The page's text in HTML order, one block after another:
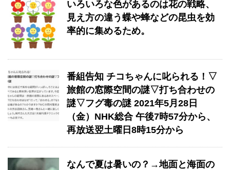
いろいろな色があるのは花の戦略、
見え方の違う蝶や蜂などの昆虫を効
率的に集めるため。
番組告知 チコちゃんに叱られる！▽
旅館の窓際空間の謎▽打ち合わせの
謎▽フグ毒の謎 2021年5月28日
（金）NHK総合 午後7時57分から、
再放送翌土曜日8時15分から
なんで夏は暑いの？→地面と海面の